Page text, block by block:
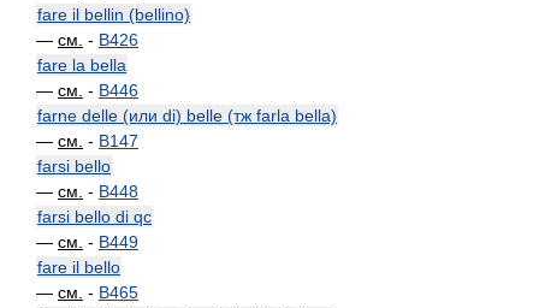
fare il bellin (bellino)
— см. - B426
fare la bella
— см. - B446
farne delle (или di) belle (тж farla bella)
— см. - B147
farsi bello
— см. - B448
farsi bello di qc
— см. - B449
fare il bello
— см. - B465